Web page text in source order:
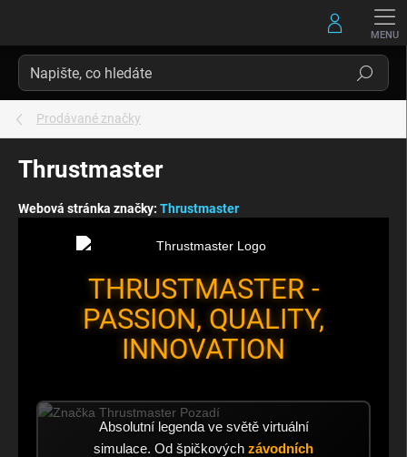
Hledat
Prodávané značky
Thrustmaster
Webová stránka značky: Thrustmaster
THRUSTMASTER -
PASSION, QUALITY,
INNOVATION
Absolutní legenda ve světě virtuální
simulace. Od špičkových závodních